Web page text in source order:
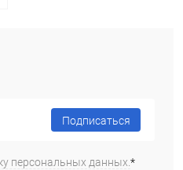
Подписаться
персональных данных.*